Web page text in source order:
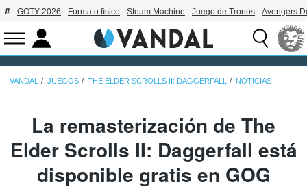
GOTY 2026 Formato físico Steam Machine Juego de Tronos Avengers
VANDAL JUEGOS THE ELDER SCROLLS II: DAGGERFALL NOTICIAS
La remasterización de The
Elder Scrolls II: Daggerfall está
disponible gratis en GOG